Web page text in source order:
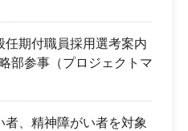
任期付職員採用選考案内
部参事（プロジェクトマ
、精神障がい者を対象